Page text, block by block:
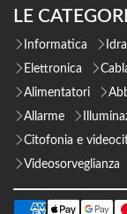
LE
Informatica
Elettronica
Alimentatori
Allarme
Citofonia e
Videosorveglianza